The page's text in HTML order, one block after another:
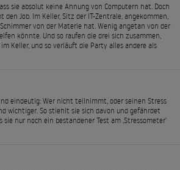
sie absolut keine Ahnung von Computern hat. Doch
Job. Im Keller, Sitz der IT-Zentrale, angekommen,
von der Materie hat. Wenig angetan von der
könnte. Und so raufen die drei sich zusammen,
Keller, und so verläuft die Party alles andere als
eindeutig: Wer nicht teilnimmt, oder seinen Stress
wichtiger. So stiehlt sie sich davon und gefährdet
nur noch ein bestandener Test am ‚Stressometer‘